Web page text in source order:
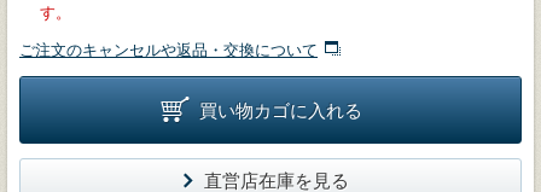
す。
ご注文のキャンセルや返品・交換について
買い物カゴに入れる
直営店在庫を見る